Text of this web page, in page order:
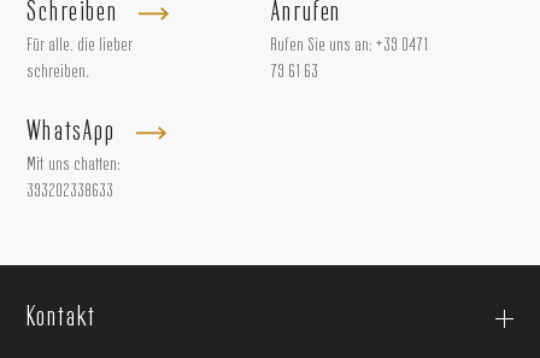
Schreiben
Für alle, die lieber
schreiben.
Anrufen
Rufen Sie uns an: +39 0471
79 61 63
WhatsApp
Mit uns chatten:
393202338633
Kontakt